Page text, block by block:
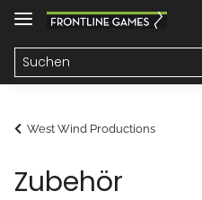
West Wind Productions
Zubehör